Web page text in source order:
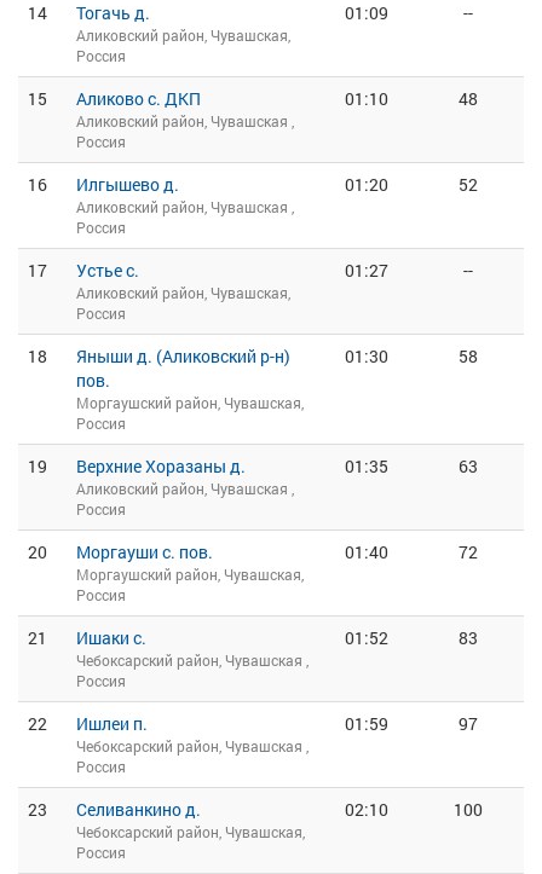
14 Тогачь д.
Аликовский район, Чувашская,
Россия
01:09 --
15 Аликово с. ДКП
Аликовский район, Чувашская ,
Россия
01:10 48
16 Илгышево д.
Аликовский район, Чувашская ,
Россия
01:20 52
17 Устье с.
Аликовский район, Чувашская,
Россия
01:27 --
18
Яныши д. (Аликовский р-н)
пов.
Моргаушский район, Чувашская,
Россия
01:30 58
19 Верхние Хоразаны д.
Аликовский район, Чувашская ,
Россия
01:35 63
20 Моргауши с. пов.
Моргаушский район, Чувашская,
Россия
01:40 72
21 Ишаки с.
Чебоксарский район, Чувашская ,
Россия
01:52 83
22 Ишлеи п.
Чебоксарский район, Чувашская ,
Россия
01:59 97
23 Селиванкино д.
Чебоксарский район, Чувашская,
Россия
02:10 100